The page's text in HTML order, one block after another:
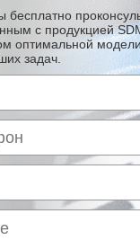
бесплатно
с продукцией
оптимальной
задач.